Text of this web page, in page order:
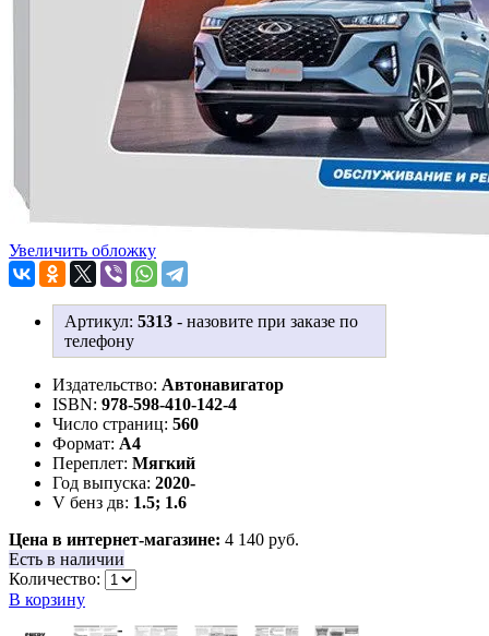
Увеличить обложку
Артикул: 5313 - назовите при заказе по
телефону
Издательство: Автонавигатор
ISBN: 978-598-410-142-4
Число страниц: 560
Формат: А4
Переплет: Мягкий
Год выпуска: 2020-
V бенз дв: 1.5; 1.6
Цена в интернет-магазине: 4 140 руб.
Есть в наличии
Количество:
В корзину